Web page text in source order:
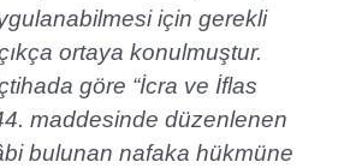
için gerekli
ortaya konulmuştur.
göre “İcra ve İflas
maddesinde düzenlenen
bulunan nafaka hükmüne